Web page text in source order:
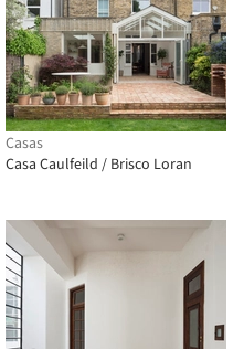
Casas
Casa Caulfeild / Brisco Loran